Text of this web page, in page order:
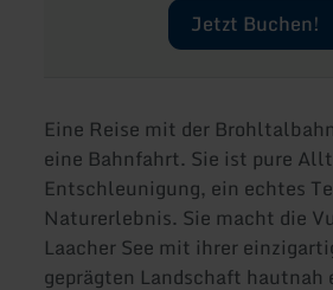
Jetzt Buchen!
Eine Reise mit der
eine Bahnfahrt. Sie ist pure
Entschleunigung, ein echtes
Naturerlebnis. Sie macht die
Laacher See mit ihrer
geprägten Landschaft hautnah